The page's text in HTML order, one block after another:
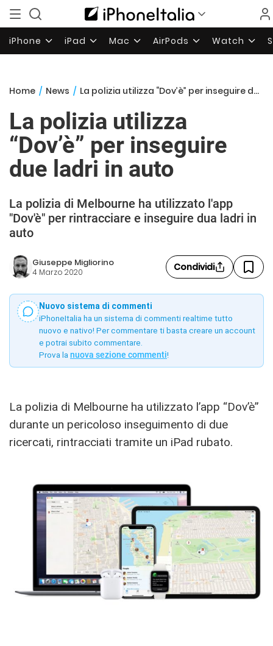
iPhone iPad Mac AirPods Watch
Home / News / La polizia utilizza “Dov’è” per inseguire due ladri in auto
La polizia utilizza
“Dov’è” per inseguire
due ladri in auto
La polizia di Melbourne ha utilizzato l'app
"Dov'è" per rintracciare e inseguire dua ladri in
auto
Giuseppe Migliorino
4 Marzo 2020 Condividi
Nuovo sistema di commenti
iPhoneItalia ha un sistema di commenti realtime tutto
nuovo e nativo! Per commentare ti basta creare un account
e potrai subito commentare.
Prova la nuova sezione commenti!
La polizia di Melbourne ha utilizzato l’app “Dov’è”
durante un pericoloso inseguimento di due
ricercati, rintracciati tramite un iPad rubato.